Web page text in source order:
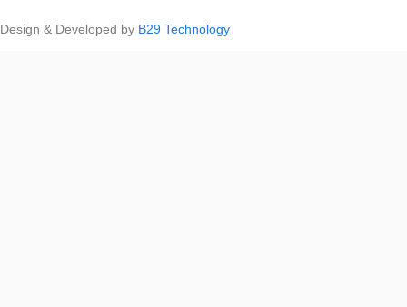
Design & Developed by B29 Technology